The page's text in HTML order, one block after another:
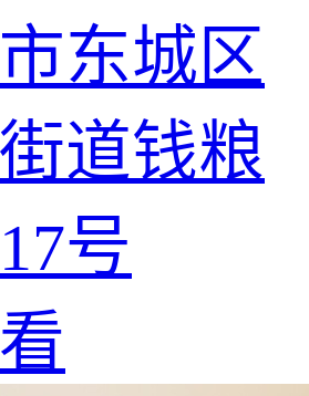
东城区
道钱粮
号